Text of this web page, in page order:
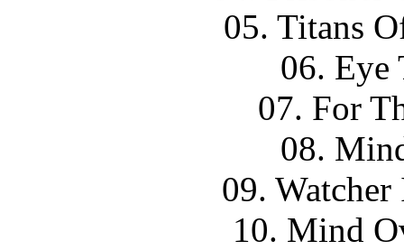
05. Titans
06. Eye
07. For
08.
09.
10. Mind